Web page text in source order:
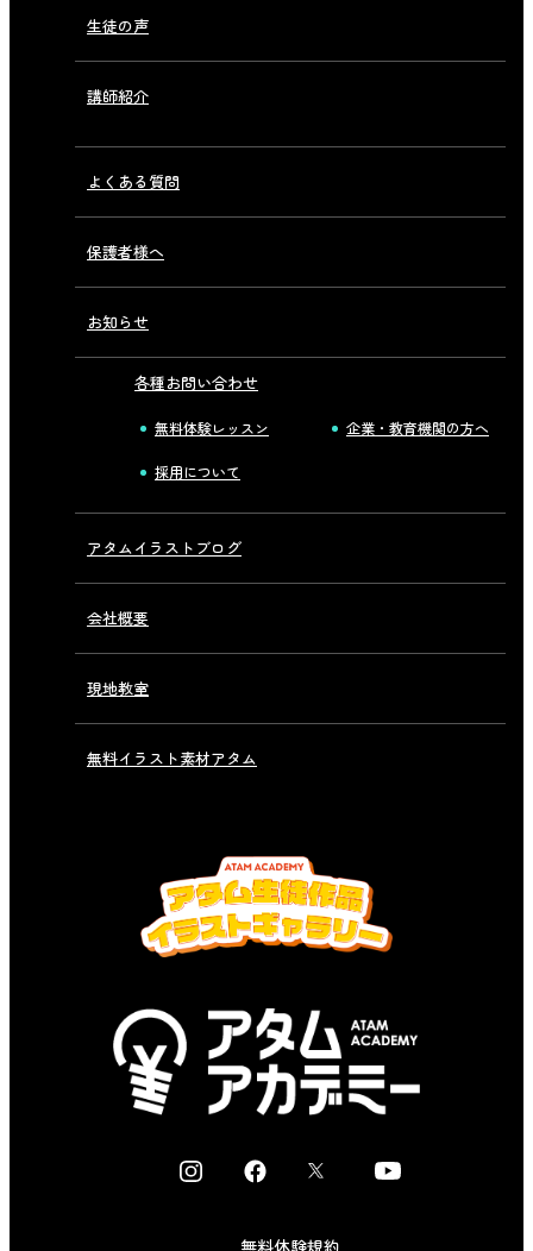
生徒の声
講師紹介
よくある質問
保護者様へ
お知らせ
各種お問い合わせ
無料体験レッスン 企業・教育機関の方へ
採用について
アタムイラストブログ
会社概要
現地教室
無料イラスト素材アタム
I
F
X
Y